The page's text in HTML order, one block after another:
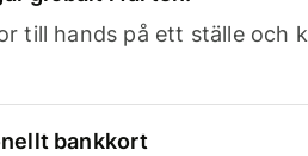
till hands på ett ställe och
bankkort